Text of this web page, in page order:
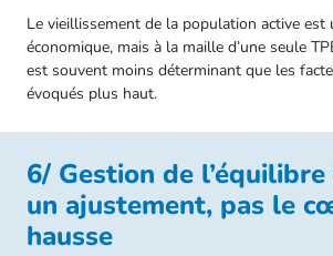
Le vieillissement de la population active est
économique, mais à la maille d’une seule
est souvent moins déterminant que les
évoqués plus haut.
6/ Gestion de
un ajustement, pas le
hausse